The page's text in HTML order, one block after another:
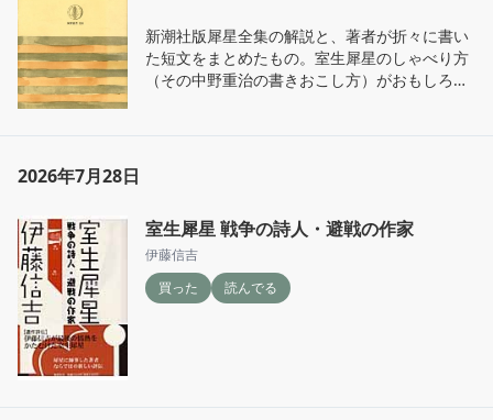
教師〉などよりも生々としているし、潜在的に
はそれを充分に圧倒するほどの力もたくわえて
いる存在なのだ。この力をひきだす方法は、宗
派的〈説教師〉たちに同伴せよ、おまえはプチ
ラ「前衛」的コミュニケーションでなければな
らない。（同）」
新潮社版犀星全集の解説と、著者が折々に書い
た短文をまとめたもの。室生犀星のしゃべり方
（その中野重治の書きおこし方）がおもしろ
2026年7月28日
室生犀星 戦争の詩人・避戦の作家
伊藤信吉
買った
読んでる